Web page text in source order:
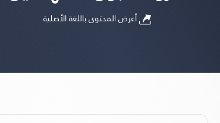
أعرض المحتوى باللغة الأصلية